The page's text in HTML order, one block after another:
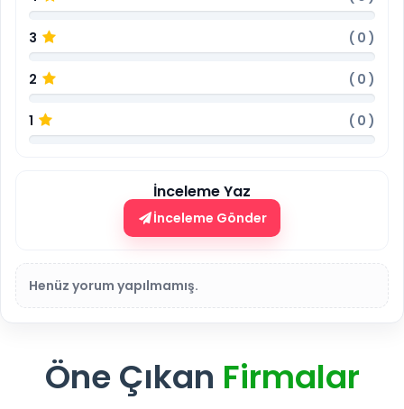
3 ( 0 )
2 ( 0 )
1 ( 0 )
İnceleme Yaz
İnceleme Gönder
Henüz yorum yapılmamış.
Öne Çıkan Firmalar